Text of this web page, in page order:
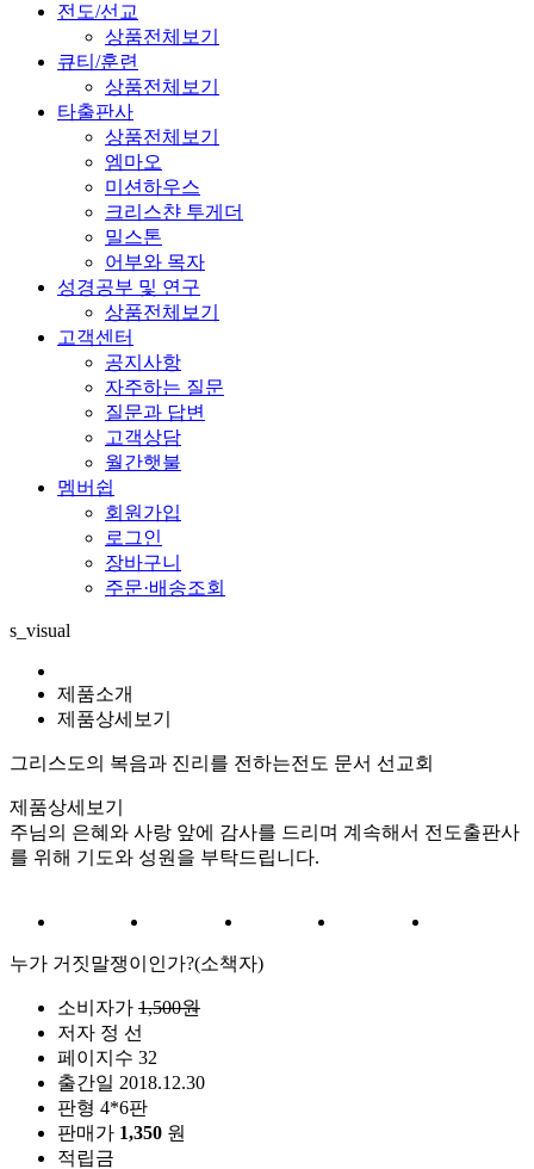
전도/선교
상품전체보기
큐티/훈련
상품전체보기
타출판사
상품전체보기
엠마오
미션하우스
크리스챤 투게더
밀스톤
어부와 목자
성경공부 및 연구
상품전체보기
고객센터
공지사항
자주하는 질문
질문과 답변
고객상담
월간햇불
멤버쉽
회원가입
로그인
장바구니
주문·배송조회
s_visual
제품소개
제품상세보기
그리스도의 복음과 진리를 전하는전도 문서 선교회
제품상세보기
주님의 은혜와 사랑 앞에 감사를 드리며 계속해서 전도출판사
를 위해 기도와 성원을 부탁드립니다.
누가 거짓말쟁이인가?(소책자)
소비자가 1,500원
저자 정 선
페이지수 32
출간일 2018.12.30
판형 4*6판
판매가 1,350 원
적립금